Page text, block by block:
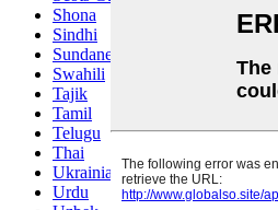
Shona
Sindhi
Sundanese
Swahili
Tajik
Tamil
Telugu
Thai
Ukrainian
Urdu